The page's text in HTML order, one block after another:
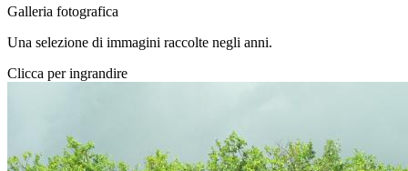
Galleria fotografica
Una selezione di immagini raccolte negli anni.
Clicca per ingrandire